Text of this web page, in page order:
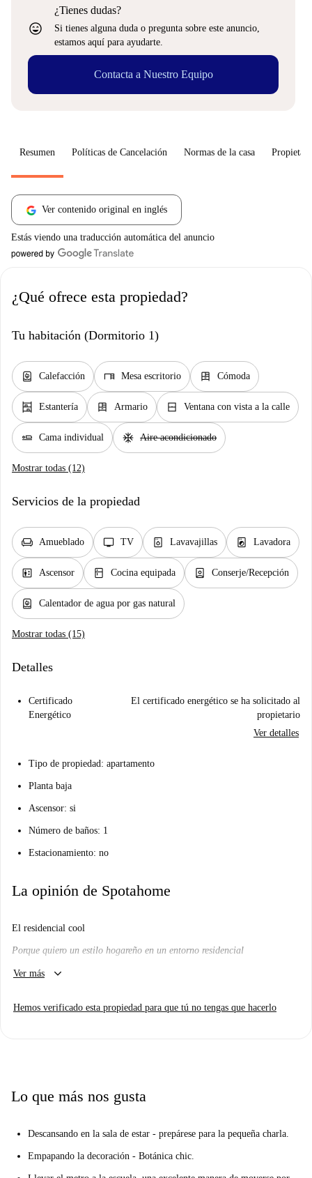
sentiment_very_satisfied
¿Tienes dudas?
Si tienes alguna duda o pregunta sobre este anuncio,
estamos aquí para ayudarte.
Contacta a Nuestro Equipo
Resumen Políticas de Cancelación Normas de la casa
Ver contenido original en inglés
Estás viendo una traducción automática del anuncio
¿Qué ofrece esta propiedad?
Tu habitación (Dormitorio 1)
water_heater Calefacción desk Mesa escritorio dresser Cómoda
shelves Estantería dresser Armario window_closed Ventana con vista a la calle
airline_seat_flat Cama individual ac_unit Aire acondicionado
Mostrar todas (12)
Servicios de la propiedad
chair Amueblado tv TV dishwasher_gen Lavavajillas local_laundry_service Lavadora
elevator Ascensor kitchen Cocina equipada person_book Conserje/Recepción
water_heater Calentador de agua por gas natural
Mostrar todas (15)
Detalles
Certificado
Energético
El certificado energético se ha solicitado al
propietario
Ver detalles
Tipo de propiedad: apartamento
Planta baja
Ascensor: si
Número de baños: 1
Estacionamiento: no
La opinión de Spotahome
El residencial cool
Porque quiero un estilo hogareño en un entorno residencial
¿Me gustará aquí? ...
Te encantará la sala de estar. Dos cómodos sofás, modernas plantas de
perfecto para vincularse con su nuevo compañero de piso. Listo para
romper el hielo?
Creemos que es ideal para estudiantes femeninas. Tienes el Metro a
Ver más keyboard_arrow_down
Hemos verificado esta propiedad para que tú no tengas que hacerlo
Lo que más nos gusta
Descansando en la sala de estar - prepárese para la pequeña charla.
Empapando la decoración - Botánica chic.